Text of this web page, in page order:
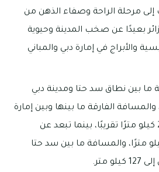
إلى مرحلة الراحة وصفاء الذهن من
بعيدًا عن صخب المدينة وحيوية
والأبراج في إمارة دبي والمباني
ما بين نطاق سد حتا ومدينة دبي
مترًا، والمسافة الفارقة ما بينها وبين إمارة
أبوظبي تصل إلى 228 كيلو مترًا تقريبًا، بينما تبعد عن
بحوالي 130 كيلو مترًا، والمسافة ما بين سد حتا
متر.